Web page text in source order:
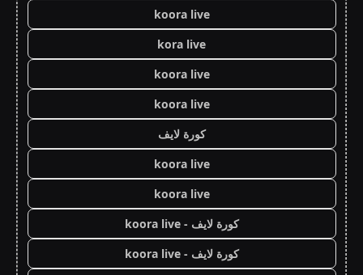
koora live
kora live
koora live
koora live
كورة لايف
koora live
koora live
كورة لايف - koora live
كورة لايف - koora live